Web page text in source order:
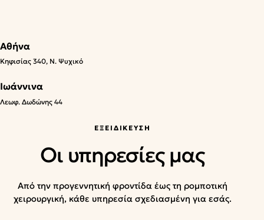
Αθήνα
Κηφισίας 340, Ν. Ψυχικό
Ιωάννινα
Λεωφ. Δωδώνης 44
ΕΞΕΙΔΊΚΕΥΣΗ
Οι υπηρεσίες μας
Από την προγεννητική φροντίδα έως τη ρομποτική
χειρουργική, κάθε υπηρεσία σχεδιασμένη για εσάς.